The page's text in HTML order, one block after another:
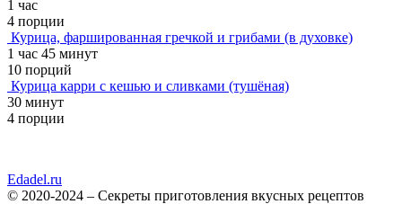
1 час
4 порции
Курица, фаршированная гречкой и грибами (в духовке)
1 час 45 минут
10 порций
Курица карри с кешью и сливками (тушёная)
30 минут
4 порции
Edadel.ru
© 2020-2024 – Секреты приготовления вкусных рецептов